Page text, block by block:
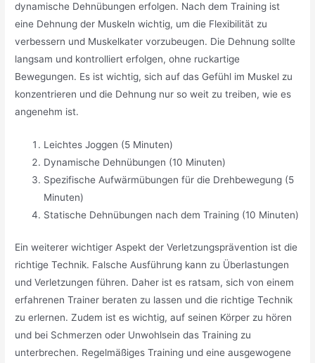
dynamische Dehnübungen erfolgen. Nach dem Training ist
eine Dehnung der Muskeln wichtig, um die Flexibilität zu
verbessern und Muskelkater vorzubeugen. Die Dehnung sollte
langsam und kontrolliert erfolgen, ohne ruckartige
Bewegungen. Es ist wichtig, sich auf das Gefühl im Muskel zu
konzentrieren und die Dehnung nur so weit zu treiben, wie es
angenehm ist.
Leichtes Joggen (5 Minuten)
Dynamische Dehnübungen (10 Minuten)
Spezifische Aufwärmübungen für die Drehbewegung (5
Minuten)
Statische Dehnübungen nach dem Training (10 Minuten)
Ein weiterer wichtiger Aspekt der Verletzungsprävention ist die
richtige Technik. Falsche Ausführung kann zu Überlastungen
und Verletzungen führen. Daher ist es ratsam, sich von einem
erfahrenen Trainer beraten zu lassen und die richtige Technik
zu erlernen. Zudem ist es wichtig, auf seinen Körper zu hören
und bei Schmerzen oder Unwohlsein das Training zu
unterbrechen. Regelmäßiges Training und eine ausgewogene